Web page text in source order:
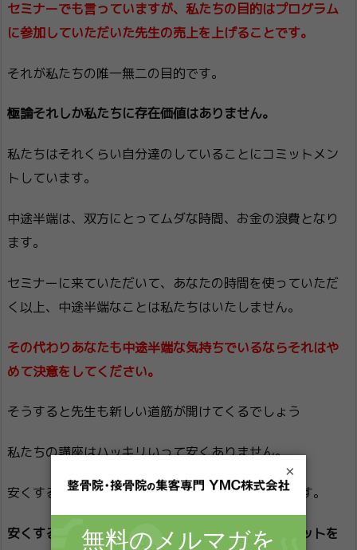
セミナーでも言っていますが、私たちの目的はプログラム
に参加していただいた先生の売上を上げることです。
それが私たちの唯一無二の目的です。
極論それしか私たちに存在価値はありません。
私たちはそれくらい自分達のしていることにコミットメン
トしています。
中途半端は、双方にとってムダな時間、お金の浪費となり
ます。
セミナーに来ていただいて、あなたの時間を使っていただ
く以上、中途半端なことは私たちはいたしません。
その代わりあなたも中途半端な気持ちでいるならそれはや
めて決意をしてください。
そうすると先生も新しい道筋が開けてくるでしょう
私たちの講座はハッキリいって安くありません。
安くすることもできるでしょうが、質が悪くなります。
安くすると、売上を上げるための知識やマインドセットを
×